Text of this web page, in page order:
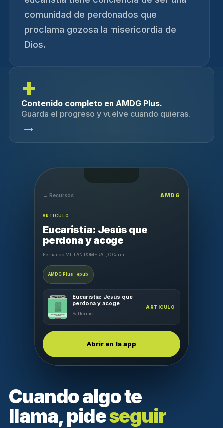
comunidad de perdonados que
proclama gozosa la misericordia de
Dios.
+
Contenido completo en AMDG Plus.
Guarda el progreso y vuelve cuando quieras.
→
Cuando algo te
llama, pideseguir
← Recursos AMDG
ARTICULO
Eucaristía: Jesús que
perdona y acoge
Fernando MILLÁN ROMERAL, O.Carm
AMDG Plus · epub
Eucaristía: Jesús que
perdona y acoge
SalTerrae
ARTICULO
Abrir en la app